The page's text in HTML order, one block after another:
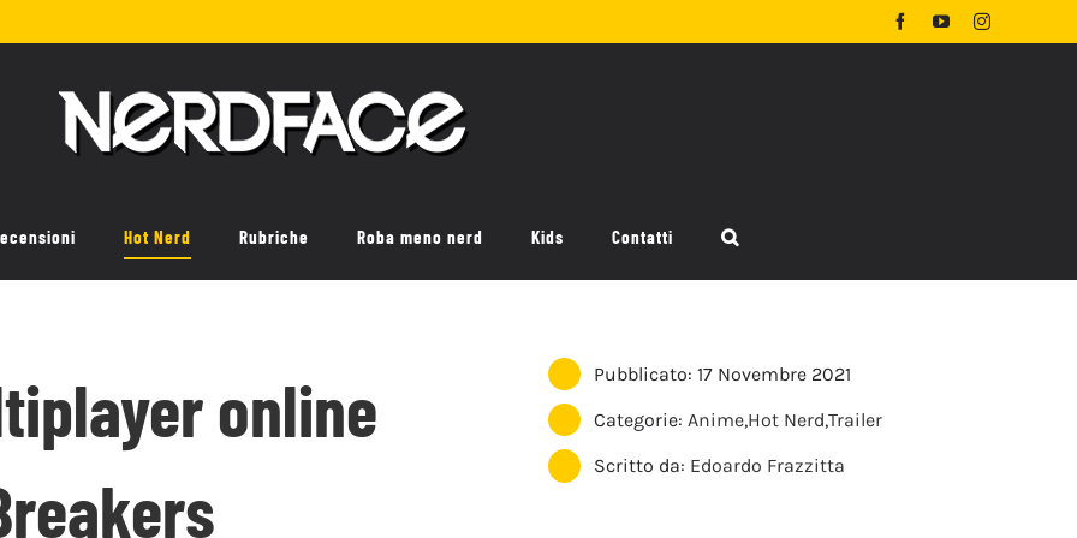
FacebookYouTubeInstagram
Hot Nerd Rubriche Roba meno nerd Kids Contatti
online
Pubblicato: 17 Novembre 2021
Categorie:Anime,Hot Nerd,Trailer
Scritto da: Edoardo Frazzitta